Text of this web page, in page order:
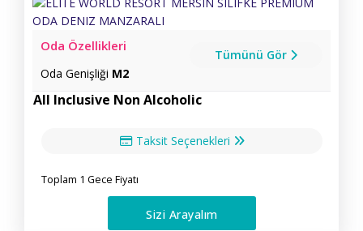
Oda Özellikleri
Oda Genişliği M2
Tümünü Gör
All Inclusive Non Alcoholic
Taksit Seçenekleri
Toplam 1 Gece Fiyatı
Sizi Arayalım